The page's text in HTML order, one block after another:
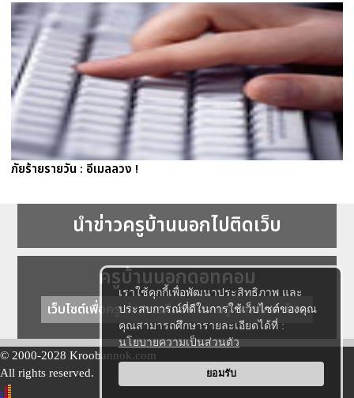
เราใช้คุกกี้เพื่อพัฒนาประสิทธิภาพ และ
ประสบการณ์ที่ดีในการใช้เว็บไซต์ของคุณ
คุณสามารถศึกษารายละเอียดได้ที่ :
นโยบายความเป็นส่วนตัว
ยอมรับ
ภัยร้ายรายวัน : อีเมลลวง !
นำข่าวครูบ้านนอกไปติดเว็บ
ครูบ้านนอกดอทคอม
เว็บไซต์เพื่อครู ข่าวการศึกษา ความรู้ การศึกษาไทย
© 2000-2028 Kroobannok.com
All rights reserved.